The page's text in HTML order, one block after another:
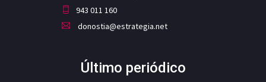
943 011 160
donostia@estrategia.net
Último periódico